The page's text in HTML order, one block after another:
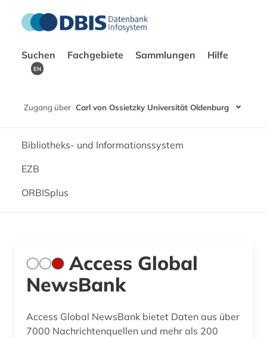
Suchen Fachgebiete Sammlungen Hilfe
EN
Zugang über Carl von Ossietzky Universität Oldenburg
Bibliotheks- und Informationssystem
EZB
ORBISplus
Access Global
NewsBank
Access Global NewsBank bietet Daten aus über
7000 Nachrichtenquellen und mehr als 200